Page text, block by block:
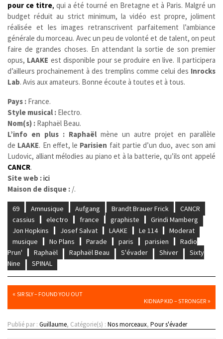
pour ce titre, qui a été tourné en Bretagne et à Paris. Malgré un
budget réduit au strict minimum, la vidéo est propre, joliment
réalisée et les images retranscrivent parfaitement l’ambiance
générale du morceau. Avec un peu de volonté et de talent, on peut
faire de grandes choses. En attendant la sortie de son premier
opus, LAAKE est disponible pour se produire en live. Il participera
d’ailleurs prochainement à des tremplins comme celui des Inrocks
Lab. Avis aux amateurs. Bonne écoute à toutes et à tous.
Pays : France.
Style musical : Electro.
Nom(s) : Raphaël Beau.
L’info en plus : Raphaël mène un autre projet en parallèle
de LAAKE. En effet, le Parisien fait partie d’un duo, avec son ami
Ludovic, alliant mélodies au piano et à la batterie, qu’ils ont appelé
CANCR.
Site web :ici
Maison de disque : /.
69 Amnusique Aufgang Brandt Brauer Frick
CANCR
cassius
electro france graphiste
Grindi Mamberg
Jon Hopkins
Josef Salvat LAAKE Le 114
Moderat
musique
No Plans Parade paris parisien
Radio
Prun'
Raphaël Raphaël Beau S'évader Shiver
Sixty
Nine
SPINAL
« SIR SLY – FOUND YOU OUT
KIDNAP KID – STRONGER »
Publié par : Guillaume, Catégorie(s) : Nos morceaux, Pour s'évader